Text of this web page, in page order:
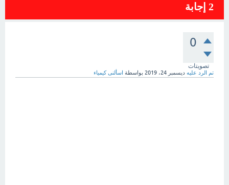
2 إجابة
0
تصويتات
تم الرد عليه ديسمبر 24، 2019 بواسطة اسألنى كيمياء